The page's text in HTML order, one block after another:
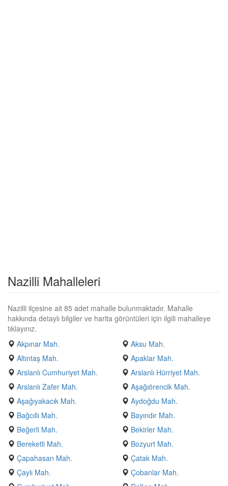
Nazilli Mahalleleri
Nazilli ilçesine ait 85 adet mahalle bulunmaktadır. Mahalle
hakkında detaylı bilgiler ve harita görüntüleri için ilgili mahalleye
tıklayınız.
Akpınar Mah.
Aksu Mah.
Altıntaş Mah.
Apaklar Mah.
Arslanlı Cumhuriyet Mah.
Arslanlı Hürriyet Mah.
Arslanlı Zafer Mah.
Aşağıörencik Mah.
Aşağıyakacık Mah.
Aydoğdu Mah.
Bağcıllı Mah.
Bayındır Mah.
Beğerli Mah.
Bekirler Mah.
Bereketli Mah.
Bozyurt Mah.
Çapahasan Mah.
Çatak Mah.
Çaylı Mah.
Çobanlar Mah.